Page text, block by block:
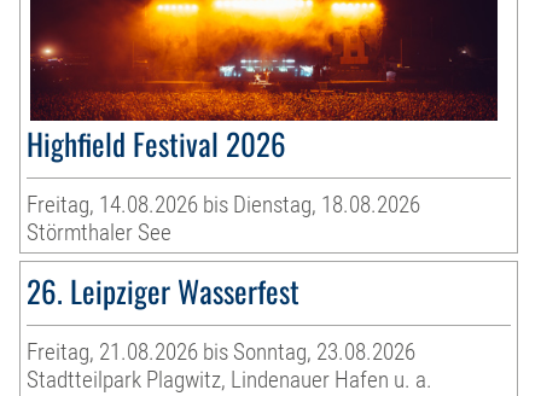
Highfield Festival 2026
Freitag, 14.08.2026 bis Dienstag, 18.08.2026
Störmthaler See
26. Leipziger Wasserfest
Freitag, 21.08.2026 bis Sonntag, 23.08.2026
Stadtteilpark Plagwitz, Lindenauer Hafen u. a.